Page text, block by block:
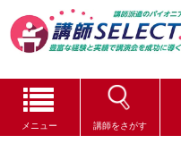
メニュー 講師をさがす